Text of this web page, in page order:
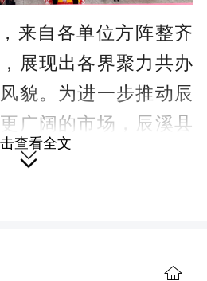
来自各单位方阵整齐
展现出各界聚力共办
貌。为进一步推动辰
广阔的市场，辰溪县
学泉与省农业集团副
查看全文
